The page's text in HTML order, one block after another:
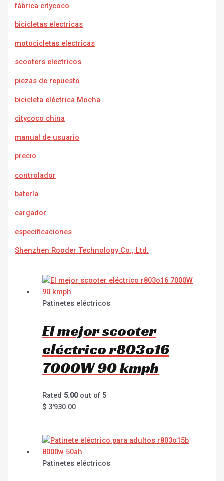
fábrica citycoco
bicicletas electricas
motocicletas electricas
scooters electricos
piezas de repuesto
bicicleta eléctrica Mocha
citycoco china
manual de usuario
precio
controlador
batería
cargador
especificaciones
Shenzhen Rooder Technology Co., Ltd.
Patinetes eléctricos
El mejor scooter
eléctrico r803o16
7000W 90 kmph
Rated 5.00out of 5
$ 3'930.00
Patinetes eléctricos